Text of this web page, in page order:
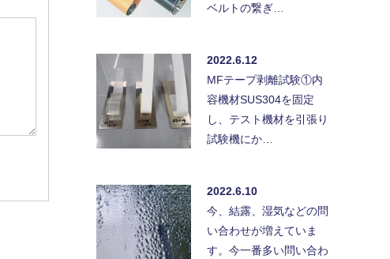
ベルトの繋ぎ…
2022.6.12
MFテープ剥離試験①内
容機材SUS304を固定
し、テスト機材を引張り
試験機にか…
2022.6.10
今、結露、湿気などの問
い合わせが増えていま
す。今一番多い問い合わ